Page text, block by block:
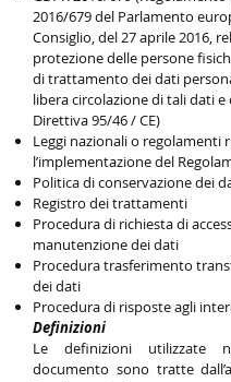
2016/679 del Parlamento
Consiglio, del 27 aprile 2016,
protezione delle persone
di trattamento dei dati
libera circolazione di tali dati e
Direttiva 95/46 / CE)
Leggi nazionali o regolamenti
l’implementazione del
Politica di conservazione dei
Registro dei trattamenti
Procedura di richiesta di
manutenzione dei dati
Procedura trasferimento
dei dati
Procedura di risposte agli
Definizioni
Le definizioni utilizzate
documento sono tratte